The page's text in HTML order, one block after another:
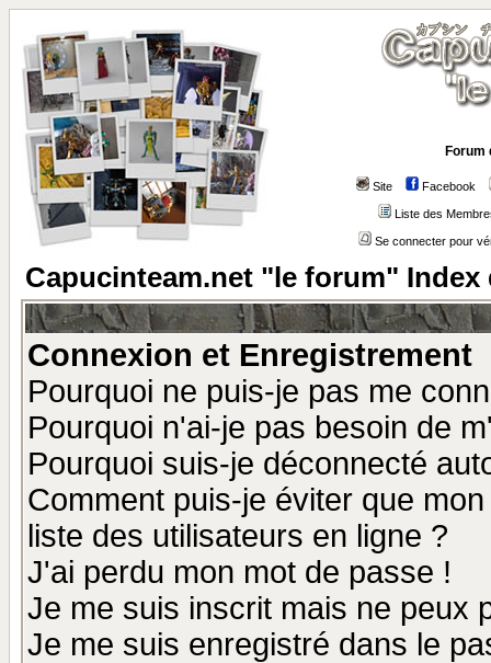
Forum
Site Facebook
Liste des
Se connecter pour
Capucinteam.net "le forum" Index
Connexion et Enregistrement
Pourquoi ne puis-je pas me
Pourquoi n'ai-je pas besoin de
Pourquoi suis-je déconnecté
Comment puis-je éviter que
liste des utilisateurs en ligne ?
J'ai perdu mon mot de passe !
Je me suis inscrit mais ne peux
Je me suis enregistré dans le